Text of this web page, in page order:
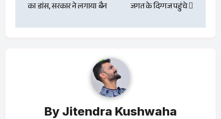
का डांस, सरकार ने लगाया बैन
जगत के दिग्गज पहुंचे
By Jitendra Kushwaha